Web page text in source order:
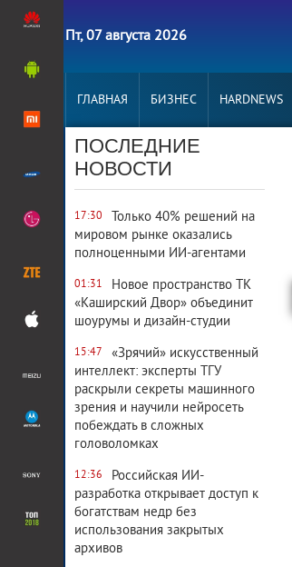
Пт, 07 августа 2026
ГЛАВНАЯ БИЗНЕС HARDNEWS
ПОСЛЕДНИЕ
НОВОСТИ
17:30
Только 40% решений на
мировом рынке оказались
полноценными ИИ-агентами
01:31
Новое пространство ТК
«Каширский Двор» объединит
шоурумы и дизайн-студии
15:47
«Зрячий» искусственный
интеллект: эксперты ТГУ
раскрыли секреты машинного
зрения и научили нейросеть
побеждать в сложных
головоломках
12:36
Российская ИИ-
разработка открывает доступ к
богатствам недр без
использования закрытых
архивов